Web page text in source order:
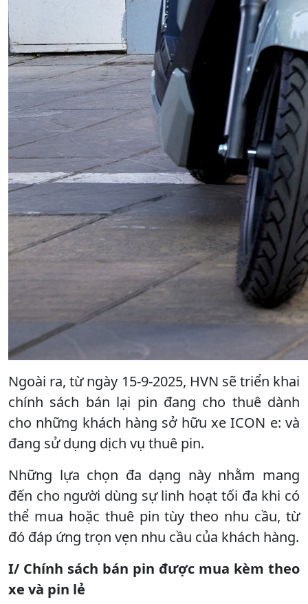
Ngoài ra, từ ngày 15-9-2025, HVN sẽ triển khai
chính sách bán lại pin đang cho thuê dành
cho những khách hàng sở hữu xe ICON e: và
đang sử dụng dịch vụ thuê pin.
Những lựa chọn đa dạng này nhằm mang
đến cho người dùng sự linh hoạt tối đa khi có
thể mua hoặc thuê pin tùy theo nhu cầu, từ
đó đáp ứng trọn vẹn nhu cầu của khách hàng.
I/ Chính sách bán pin được mua kèm theo
xe và pin lẻ